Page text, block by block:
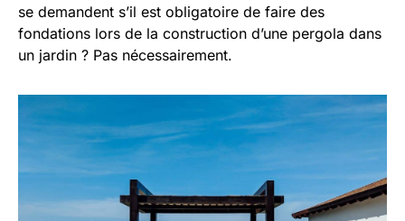
se demandent s’il est obligatoire de faire des
fondations lors de la construction d’une pergola dans
un jardin ? Pas nécessairement.